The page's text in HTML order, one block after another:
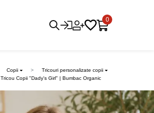
0
Copii
Tricouri personalizate copii
Tricou Copii "Dady's Girl" | Bumbac Organic